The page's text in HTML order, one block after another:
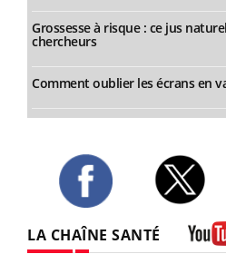
Grossesse à risque : ce jus
chercheurs
Comment oublier les écrans en
LA CHAÎNE SANTÉ